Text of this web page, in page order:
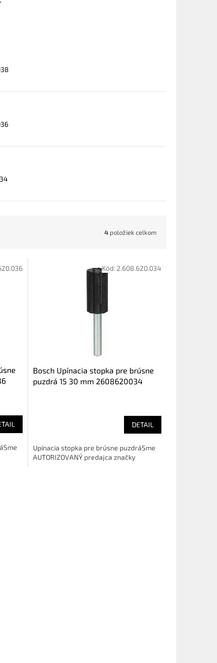
4 položiek celkom
Bosch Upínacia stopka pre brúsne
puzdrá 15 30 mm 2608620034
DETAIL
Upínacia stopka pre brúsne puzdráSme
AUTORIZOVANÝ predajca značky
Kód: 2.608.620.034